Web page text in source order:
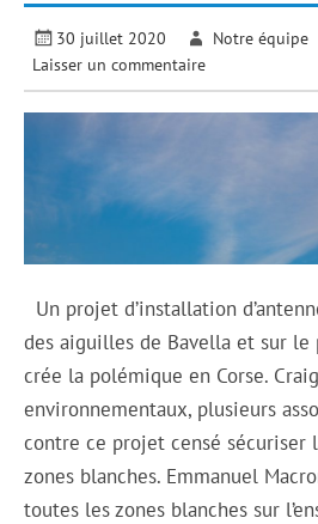
30 juillet 2020 Notre équipe
Laisser un commentaire
Un projet d’installation
des aiguilles de Bavella et sur le
crée la polémique en Corse.
environnementaux, plusieurs
contre ce projet censé sécuriser
zones blanches. Emmanuel
toutes les zones blanches sur